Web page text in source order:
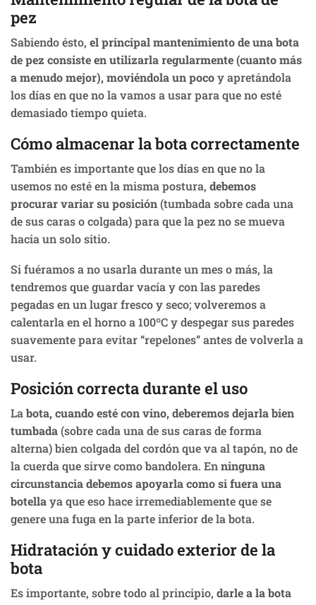
pez
Sabiendo ésto, el principal mantenimiento de una bota
de pez consiste en utilizarla regularmente (cuanto más
a menudo mejor), moviéndola un pocoy apretándola
los días en que no la vamos a usar para que no esté
demasiado tiempo quieta.
Cómo almacenar la bota correctamente
También es importante que los días en que no la
usemos no esté en la misma postura, debemos
procurar variar su posición(tumbada sobre cada una
de sus caras o colgada) para que la pez no se mueva
hacia un solo sitio.
Si fuéramos a no usarla durante un mes o más, la
tendremos que guardar vacía y con las paredes
pegadas en un lugar fresco y seco; volveremos a
calentarla en el horno a 100ºC y despegar sus paredes
suavemente para evitar “repelones” antes de volverla a
usar.
Posición correcta durante el uso
Labota, cuando esté con vino, deberemos dejarla bien
tumbada(sobre cada una de sus caras de forma
alterna) bien colgada del cordón que va al tapón, no de
la cuerda que sirve como bandolera. Enninguna
circunstancia debemos apoyarla como si fuera una
botellaya que eso hace irremediablemente que se
genere una fuga en la parte inferior de la bota.
Hidratación y cuidado exterior de la
bota
Es importante, sobre todo al principio, darle a la bota